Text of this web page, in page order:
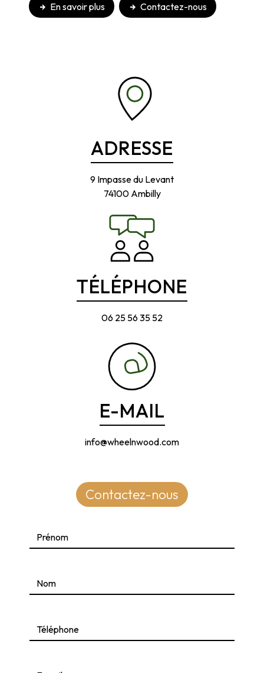
En savoir plus Contactez-nous
ADRESSE
9 Impasse du Levant
74100 Ambilly
TÉLÉPHONE
06 25 56 35 52
E-MAIL
info@wheelnwood.com
Contactez-nous